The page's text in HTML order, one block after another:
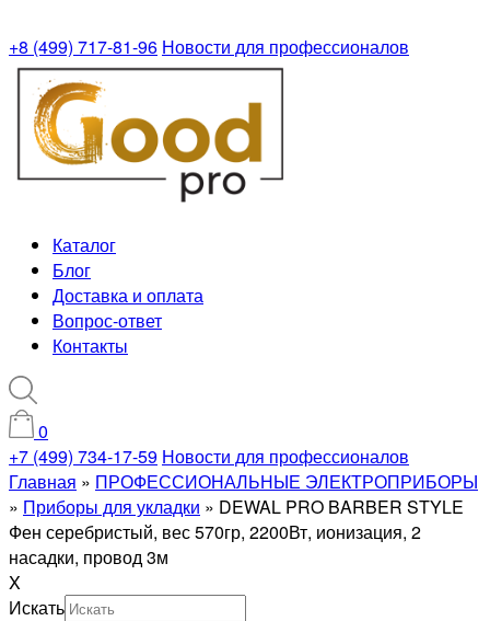
+8 (499) 717-81-96 Новости для профессионалов
Каталог
Блог
Доставка и оплата
Вопрос-ответ
Контакты
0
+7 (499) 734-17-59 Новости для профессионалов
Главная » ПРОФЕССИОНАЛЬНЫЕ ЭЛЕКТРОПРИБОРЫ
» Приборы для укладки » DEWAL PRO BARBER STYLE
Фен серебристый, вес 570гр, 2200Вт, ионизация, 2
насадки, провод 3м
X
Искать